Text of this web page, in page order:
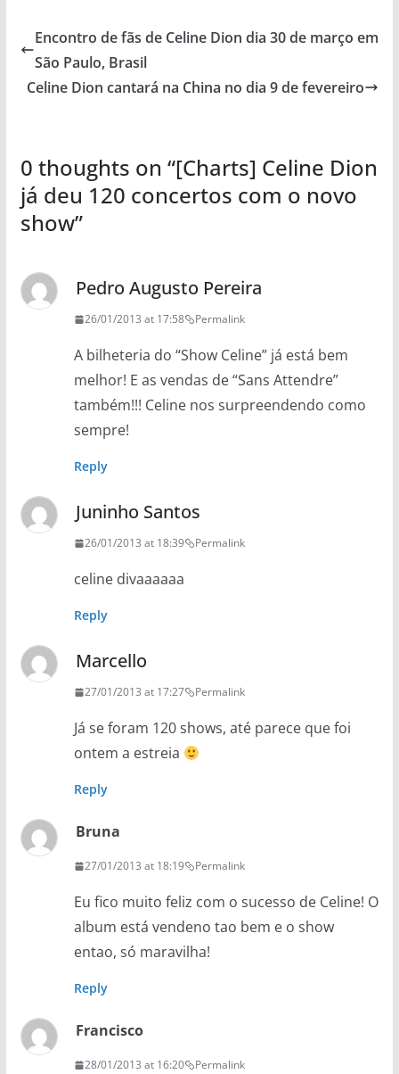
Encontro de fãs de Celine Dion dia 30 de março em
São Paulo, Brasil
Celine Dion cantará na China no dia 9 de fevereiro
0 thoughts on “[Charts] Celine Dion
já deu 120 concertos com o novo
show”
Pedro Augusto Pereira
26/01/2013 at 17:58 Permalink
A bilheteria do “Show Celine” já está bem
melhor! E as vendas de “Sans Attendre”
também!!! Celine nos surpreendendo como
sempre!
Reply
Juninho Santos
26/01/2013 at 18:39 Permalink
celine divaaaaaa
Reply
Marcello
27/01/2013 at 17:27 Permalink
Já se foram 120 shows, até parece que foi
ontem a estreia
Reply
Bruna
27/01/2013 at 18:19 Permalink
Eu fico muito feliz com o sucesso de Celine! O
album está vendeno tao bem e o show
entao, só maravilha!
Reply
Francisco
28/01/2013 at 16:20 Permalink